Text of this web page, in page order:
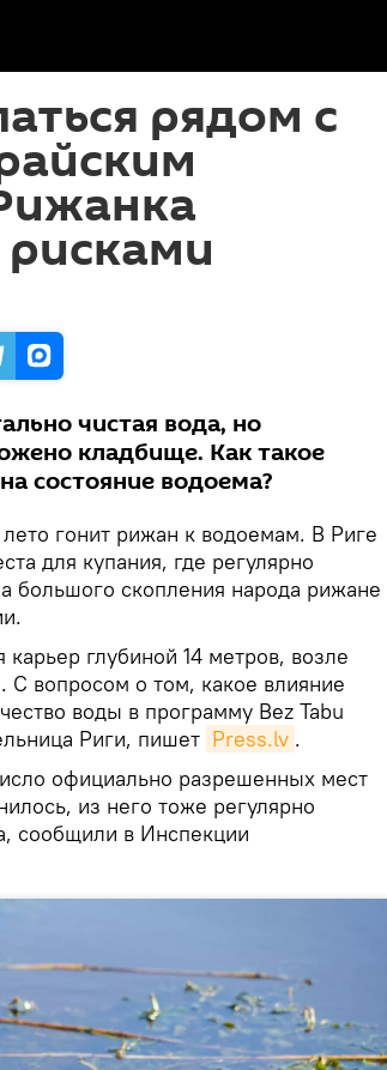
рядом с
рисками
чистая вода, но
кладбище. Как такое
состояние водоема?
гонит рижан к водоемам. В Риге
для купания, где регулярно
большого скопления народа рижане
глубиной 14 метров, возле
С вопросом о том, какое влияние
воды в программу Bez Tabu
Риги, пишет Press.lv .
официально разрешенных мест
из него тоже регулярно
сообщили в Инспекции